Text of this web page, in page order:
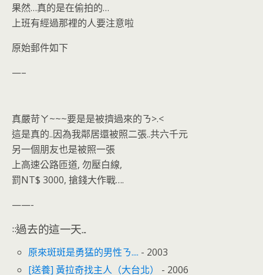
果然…真的是在偷拍的…
上班有經過那裡的人要注意啦
原始郵件如下
—–
真嚴苛ㄚ~~~要是是被擠過來的ㄋ>.<
這是真的..因為我鄰居還被照二張..共六千元
另一個朋友也是被照一張
上高速公路匝道, 勿壓白線,
罰NT$ 3000, 搶錢大作戰….
——-
::過去的這一天...
原來斑斑是勇猛的男性ㄋ.... - 2003
[送養] 黃拉奇找主人（大台北）
- 2006